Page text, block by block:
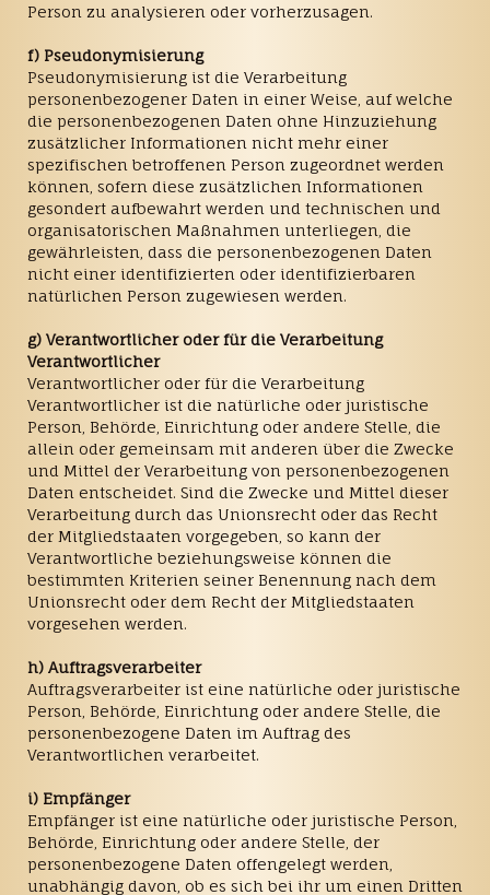
Person zu analysieren oder vorherzusagen.
f) Pseudonymisierung
Pseudonymisierung ist die Verarbeitung
personenbezogener Daten in einer Weise, auf welche
die personenbezogenen Daten ohne Hinzuziehung
zusätzlicher Informationen nicht mehr einer
spezifischen betroffenen Person zugeordnet werden
können, sofern diese zusätzlichen Informationen
gesondert aufbewahrt werden und technischen und
organisatorischen Maßnahmen unterliegen, die
gewährleisten, dass die personenbezogenen Daten
nicht einer identifizierten oder identifizierbaren
natürlichen Person zugewiesen werden.
g) Verantwortlicher oder für die Verarbeitung
Verantwortlicher
Verantwortlicher oder für die Verarbeitung
Verantwortlicher ist die natürliche oder juristische
Person, Behörde, Einrichtung oder andere Stelle, die
allein oder gemeinsam mit anderen über die Zwecke
und Mittel der Verarbeitung von personenbezogenen
Daten entscheidet. Sind die Zwecke und Mittel dieser
Verarbeitung durch das Unionsrecht oder das Recht
der Mitgliedstaaten vorgegeben, so kann der
Verantwortliche beziehungsweise können die
bestimmten Kriterien seiner Benennung nach dem
Unionsrecht oder dem Recht der Mitgliedstaaten
vorgesehen werden.
h) Auftragsverarbeiter
Auftragsverarbeiter ist eine natürliche oder juristische
Person, Behörde, Einrichtung oder andere Stelle, die
personenbezogene Daten im Auftrag des
Verantwortlichen verarbeitet.
i) Empfänger
Empfänger ist eine natürliche oder juristische Person,
Behörde, Einrichtung oder andere Stelle, der
personenbezogene Daten offengelegt werden,
unabhängig davon, ob es sich bei ihr um einen Dritten